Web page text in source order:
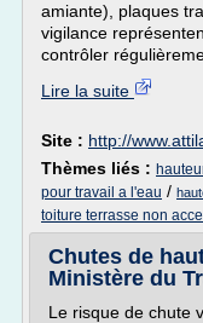
amiante), plaques
vigilance
contrôler
Lire la suite
Site : http://
Thèmes liés :
pour travail a l'eau /
toiture terrasse non
Chutes de
Ministère du
Le risque de chute